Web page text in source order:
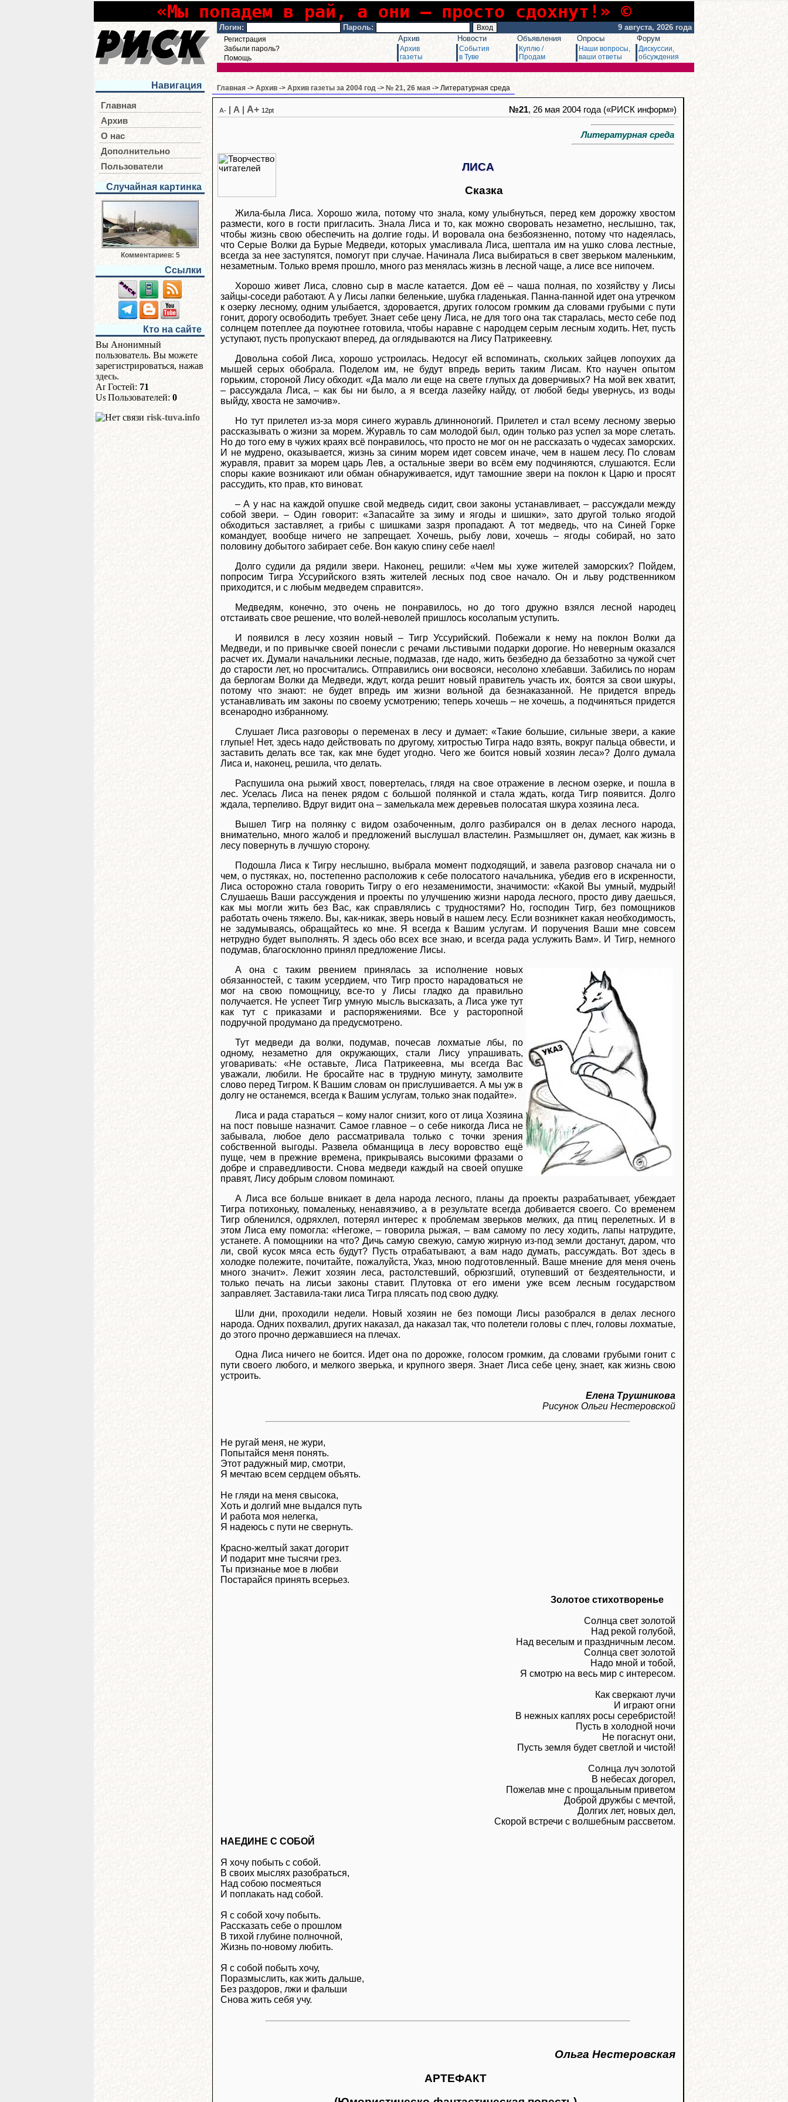
«Мы попадем в рай, а они – просто сдохнут!» ©
Логин: Пароль: 9 августа, 2026 года
Регистрация
Забыли пароль?
Помощь
Архив
Архив
газеты
Новости
События
в Туве
Объявления
Куплю /
Продам
Опросы
Наши вопросы,
ваши ответы
Форум
Дискуссии,
обсуждения
Навигация
Главная
Архив
О нас
Дополнительно
Пользователи
Случайная картинка
Комментариев: 5
Ссылки
Кто на сайте
Вы Анонимный
пользователь. Вы можете
зарегистрироваться, нажав
здесь.
Гостей: 71
Пользователей: 0
risk-tuva.info
Главная -> Архив -> Архив газеты за 2004 год -> № 21, 26 мая -> Литературная среда
A- A A+ 12pt №21, 26 мая 2004 года («РИСК информ»)
Литературная среда
ЛИСА
Сказка
Жила-была Лиса. Хорошо жила, потому что знала, кому улыбнуться, перед кем дорожку хвостом
размести, кого в гости пригласить. Знала Лиса и то, как можно своровать незаметно, неслышно, так,
чтобы жизнь свою обеспечить на долгие годы. И воровала она безбоязненно, потому что надеялась,
что Серые Волки да Бурые Медведи, которых умасливала Лиса, шептала им на ушко слова лестные,
всегда за нее заступятся, помогут при случае. Начинала Лиса выбираться в свет зверьком маленьким,
незаметным. Только время прошло, много раз менялась жизнь в лесной чаще, а лисе все нипочем.
Хорошо живет Лиса, словно сыр в масле катается. Дом её – чаша полная, по хозяйству у Лисы
зайцы-соседи работают. А у Лисы лапки беленькие, шубка гладенькая. Панна-панной идет она утречком
к озерку лесному, одним улыбается, здоровается, других голосом громким да словами грубыми с пути
гонит, дорогу освободить требует. Знает себе цену Лиса, не для того она так старалась, место себе под
солнцем потеплее да поуютнее готовила, чтобы наравне с народцем серым лесным ходить. Нет, пусть
уступают, пусть пропускают вперед, да оглядываются на Лису Патрикеевну.
Довольна собой Лиса, хорошо устроилась. Недосуг ей вспоминать, скольких зайцев лопоухих да
мышей серых обобрала. Поделом им, не будут впредь верить таким Лисам. Кто научен опытом
горьким, стороной Лису обходит. «Да мало ли еще на свете глупых да доверчивых? На мой век хватит,
– рассуждала Лиса, – как бы ни было, а я всегда лазейку найду, от любой беды увернусь, из воды
выйду, хвоста не замочив».
Но тут прилетел из-за моря синего журавль длинноногий. Прилетел и стал всему лесному зверью
рассказывать о жизни за морем. Журавль то сам молодой был, один только раз успел за море слетать.
Но до того ему в чужих краях всё понравилось, что просто не мог он не рассказать о чудесах заморских.
И не мудрено, оказывается, жизнь за синим морем идет совсем иначе, чем в нашем лесу. По словам
журавля, правит за морем царь Лев, а остальные звери во всём ему подчиняются, слушаются. Если
споры какие возникают или обман обнаруживается, идут тамошние звери на поклон к Царю и просят
рассудить, кто прав, кто виноват.
– А у нас на каждой опушке свой медведь сидит, свои законы устанавливает, – рассуждали между
собой звери. – Один говорит: «Запасайте за зиму и ягоды и шишки», зато другой только ягодой
обходиться заставляет, а грибы с шишками зазря пропадают. А тот медведь, что на Синей Горке
командует, вообще ничего не запрещает. Хочешь, рыбу лови, хочешь – ягоды собирай, но зато
половину добытого забирает себе. Вон какую спину себе наел!
Долго судили да рядили звери. Наконец, решили: «Чем мы хуже жителей заморских? Пойдем,
попросим Тигра Уссурийского взять жителей лесных под свое начало. Он и льву родственником
приходится, и с любым медведем справится».
Медведям, конечно, это очень не понравилось, но до того дружно взялся лесной народец
отстаивать свое решение, что волей-неволей пришлось косолапым уступить.
И появился в лесу хозяин новый – Тигр Уссурийский. Побежали к нему на поклон Волки да
Медведи, и по привычке своей понесли с речами льстивыми подарки дорогие. Но неверным оказался
расчет их. Думали начальники лесные, подмазав, где надо, жить безбедно да беззаботно за чужой счет
до старости лет, но просчитались. Отправились они восвояси, несолоно хлебавши. Забились по норам
да берлогам Волки да Медведи, ждут, когда решит новый правитель участь их, боятся за свои шкуры,
потому что знают: не будет впредь им жизни вольной да безнаказанной. Не придется впредь
устанавливать им законы по своему усмотрению; теперь хочешь – не хочешь, а подчиняться придется
всенародно избранному.
Слушает Лиса разговоры о переменах в лесу и думает: «Такие большие, сильные звери, а какие
глупые! Нет, здесь надо действовать по другому, хитростью Тигра надо взять, вокруг пальца обвести, и
заставить делать все так, как мне будет угодно. Чего же боится новый хозяин леса»? Долго думала
Лиса и, наконец, решила, что делать.
Распушила она рыжий хвост, повертелась, глядя на свое отражение в лесном озерке, и пошла в
лес. Уселась Лиса на пенек рядом с большой полянкой и стала ждать, когда Тигр появится. Долго
ждала, терпеливо. Вдруг видит она – замелькала меж деревьев полосатая шкура хозяина леса.
Вышел Тигр на полянку с видом озабоченным, долго разбирался он в делах лесного народа,
внимательно, много жалоб и предложений выслушал властелин. Размышляет он, думает, как жизнь в
лесу повернуть в лучшую сторону.
Подошла Лиса к Тигру неслышно, выбрала момент подходящий, и завела разговор сначала ни о
чем, о пустяках, но, постепенно расположив к себе полосатого начальника, убедив его в искренности,
Лиса осторожно стала говорить Тигру о его незаменимости, значимости: «Какой Вы умный, мудрый!
Слушаешь Ваши рассуждения и проекты по улучшению жизни народа лесного, просто диву даешься,
как мы могли жить без Вас, как справлялись с трудностями? Но, господин Тигр, без помощников
работать очень тяжело. Вы, как-никак, зверь новый в нашем лесу. Если возникнет какая необходимость,
не задумываясь, обращайтесь ко мне. Я всегда к Вашим услугам. И поручения Ваши мне совсем
нетрудно будет выполнять. Я здесь обо всех все знаю, и всегда рада услужить Вам». И Тигр, немного
подумав, благосклонно принял предложение Лисы.
А она с таким рвением принялась за исполнение новых
обязанностей, с таким усердием, что Тигр просто нарадоваться не
мог на свою помощницу, все-то у Лисы гладко да правильно
получается. Не успеет Тигр умную мысль высказать, а Лиса уже тут
как тут с приказами и распоряжениями. Все у расторопной
подручной продумано да предусмотрено.
Тут медведи да волки, подумав, почесав лохматые лбы, по
одному, незаметно для окружающих, стали Лису упрашивать,
уговаривать: «Не оставьте, Лиса Патрикеевна, мы всегда Вас
уважали, любили. Не бросайте нас в трудную минуту, замолвите
слово перед Тигром. К Вашим словам он прислушивается. А мы уж в
долгу не останемся, всегда к Вашим услугам, только знак подайте».
Лиса и рада стараться – кому налог снизит, кого от лица Хозяина
на пост повыше назначит. Самое главное – о себе никогда Лиса не
забывала, любое дело рассматривала только с точки зрения
собственной выгоды. Развела обманщица в лесу воровство ещё
пуще, чем в прежние времена, прикрываясь высокими фразами о
добре и справедливости. Снова медведи каждый на своей опушке
правят, Лису добрым словом поминают.
А Лиса все больше вникает в дела народа лесного, планы да проекты разрабатывает, убеждает
Тигра потихоньку, помаленьку, ненавязчиво, а в результате всегда добивается своего. Со временем
Тигр обленился, одряхлел, потерял интерес к проблемам зверьков мелких, да птиц перелетных. И в
этом Лиса ему помогла: «Негоже, – говорила рыжая, – вам самому по лесу ходить, лапы натрудите,
устанете. А помощники на что? Дичь самую свежую, самую жирную из-под земли достанут, даром, что
ли, свой кусок мяса есть будут? Пусть отрабатывают, а вам надо думать, рассуждать. Вот здесь в
холодке полежите, почитайте, пожалуйста, Указ, мною подготовленный. Ваше мнение для меня очень
много значит». Лежит хозяин леса, растолстевший, обрюзгший, отупевший от бездеятельности, и
только печать на лисьи законы ставит. Плутовка от его имени уже всем лесным государством
заправляет. Заставила-таки лиса Тигра плясать под свою дудку.
Шли дни, проходили недели. Новый хозяин не без помощи Лисы разобрался в делах лесного
народа. Одних похвалил, других наказал, да наказал так, что полетели головы с плеч, головы лохматые,
до этого прочно державшиеся на плечах.
Одна Лиса ничего не боится. Идет она по дорожке, голосом громким, да словами грубыми гонит с
пути своего любого, и мелкого зверька, и крупного зверя. Знает Лиса себе цену, знает, как жизнь свою
устроить.
Елена Трушникова
Рисунок Ольги Нестеровской
Не ругай меня, не жури,
Попытайся меня понять.
Этот радужный мир, смотри,
Я мечтаю всем сердцем объять.
Не гляди на меня свысока,
Хоть и долгий мне выдался путь
И работа моя нелегка,
Я надеюсь с пути не свернуть.
Красно-желтый закат догорит
И подарит мне тысячи грез.
Ты признанье мое в любви
Постарайся принять всерьез.
Золотое стихотворенье
Солнца свет золотой
Над рекой голубой,
Над веселым и праздничным лесом.
Солнца свет золотой
Надо мной и тобой,
Я смотрю на весь мир с интересом.
Как сверкают лучи
И играют огни
В нежных каплях росы серебристой!
Пусть в холодной ночи
Не погаснут они,
Пусть земля будет светлой и чистой!
Солнца луч золотой
В небесах догорел,
Пожелав мне с прощальным приветом
Доброй дружбы с мечтой,
Долгих лет, новых дел,
Скорой встречи с волшебным рассветом.
НАЕДИНЕ С СОБОЙ
Я хочу побыть с собой.
В своих мыслях разобраться,
Над собою посмеяться
И поплакать над собой.
Я с собой хочу побыть.
Рассказать себе о прошлом
В тихой глубине полночной,
Жизнь по-новому любить.
Я с собой побыть хочу,
Поразмыслить, как жить дальше,
Без раздоров, лжи и фальши
Снова жить себя учу.
Ольга Нестеровская
АРТЕФАКТ